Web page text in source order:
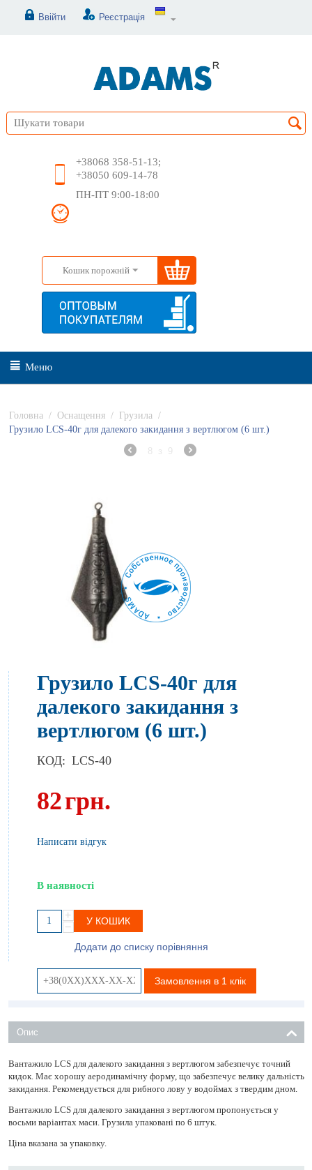
Ввійти Реєстрація
+38068 358-51-13;
+38050 609-14-78
ПН-ПТ 9:00-18:00
Кошик порожній
Меню
Головна / Оснащення / Грузила
/
Грузило LCS-40г для далекого закидання з вертлюгом (6 шт.)
8 з 9
Грузило LCS-40г для
далекого закидання з
вертлюгом (6 шт.)
КОД: LCS-40
82грн.
Написати відгук
В наявності
+
−
У КОШИК
Додати до списку порівняння
Замовлення в 1 клік
Опис
Вантажило LCS для далекого закидання з вертлюгом забезпечує точний
кидок. Має хорошу аеродинамічну форму, що забезпечує велику дальність
закидання. Рекомендується для рибного лову у водоймах з твердим дном.
Вантажило LCS для далекого закидання з вертлюгом пропонується у
восьми варіантах маси. Грузила упаковані по 6 штук.
Ціна вказана за упаковку.